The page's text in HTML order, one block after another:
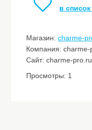
в
Магазин:charme-
Компания: charme-
Сайт: charme-pro.ru
Просмотры: 1